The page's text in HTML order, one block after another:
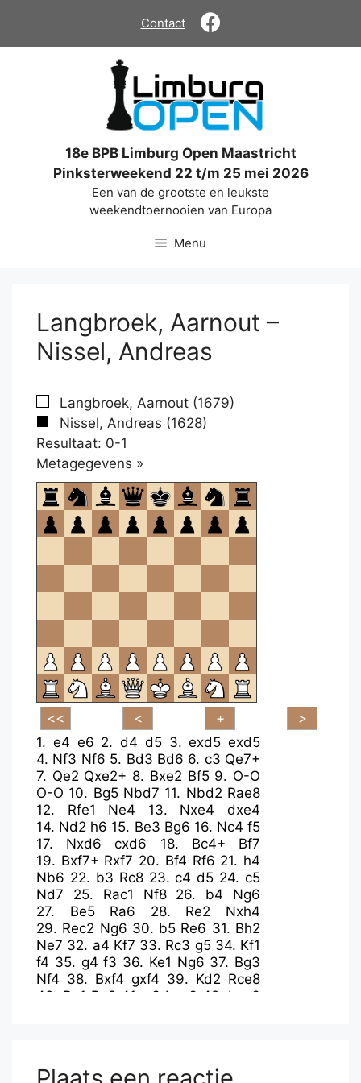
de
Contact
18e BPB Limburg Open Maastricht
Pinksterweekend 22 t/m 25 mei 2026
Een van de grootste en leukste
weekendtoernooien van Europa
Menu
Langbroek, Aarnout –
Nissel, Andreas
Langbroek, Aarnout (1679)
Nissel, Andreas (1628)
Resultaat: 0-1
Metagegevens »
om
te
openen.
1. e4 e6 2. d4 d5 3.exd5 exd5
4. Nf3 Nf6 5. Bd3 Bd6 6. c3 Qe7+
7. Qe2 Qxe2+ 8. Bxe2 Bf5 9. O-O
O-O 10. Bg5 Nbd7 11. Nbd2 Rae8
12. Rfe1 Ne4 13. Nxe4
dxe4
14. Nd2 h6 15. Be3 Bg6 16. Nc4 f5
17. Nxd6 cxd6 18. Bc4+
Bf7
19. Bxf7+ Rxf7 20. Bf4 Rf6 21. h4
Nb6 22. b3 Rc8 23.c4 d5 24. c5
Nd7
25. Rac1 Nf8 26. b4
Ng6
27. Be5 Ra6 28. Re2
Nxh4
29. Rec2 Ng6 30. b5 Re6 31. Bh2
Ne7 32. a4 Kf7 33. Rc3 g5 34. Kf1
f4 35. g4 f3 36. Ke1 Ng6 37. Bg3
Nf4 38. Bxf4 gxf4 39. Kd2 Rce8
40. Re1 Rg8 41. c6 bxc6 42. bxc6